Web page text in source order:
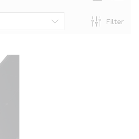
Filter